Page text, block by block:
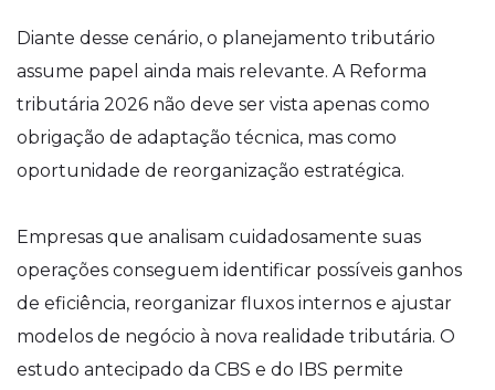
Diante desse cenário, o planejamento tributário
assume papel ainda mais relevante. A Reforma
tributária 2026 não deve ser vista apenas como
obrigação de adaptação técnica, mas como
oportunidade de reorganização estratégica.
Empresas que analisam cuidadosamente suas
operações conseguem identificar possíveis ganhos
de eficiência, reorganizar fluxos internos e ajustar
modelos de negócio à nova realidade tributária. O
estudo antecipado da CBS e do IBS permite